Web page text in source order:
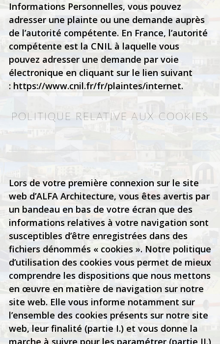
Informations Personnelles, vous pouvez
adresser une plainte ou une demande auprès
de l’autorité compétente. En France, l’autorité
compétente est la CNIL à laquelle vous
pouvez adresser une demande par voie
électronique en cliquant sur le lien suivant
: https://www.cnil.fr/fr/plaintes/internet.
POLITIQUE RELATIVE AUX COOKIES
Lors de votre première connexion sur le site
web d’ALFA Architecture, vous êtes avertis par
un bandeau en bas de votre écran que des
informations relatives à votre navigation sont
susceptibles d’être enregistrées dans des
fichiers dénommés « cookies ». Notre politique
d’utilisation des cookies vous permet de mieux
comprendre les dispositions que nous mettons
en œuvre en matière de navigation sur notre
site web. Elle vous informe notamment sur
l’ensemble des cookies présents sur notre site
web, leur finalité (partie I.) et vous donne la